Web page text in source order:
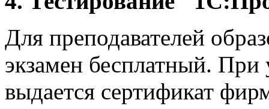
Для преподавателей
экзамен бесплатный. При
выдается сертификат